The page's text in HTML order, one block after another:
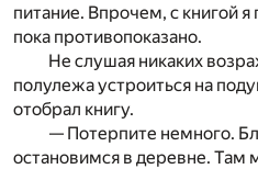
питание. Впрочем, с книгой
пока противопоказано.
Не слушая никаких
полулежа устроиться на
отобрал книгу.
— Потерпите немного.
остановимся в деревне. Там